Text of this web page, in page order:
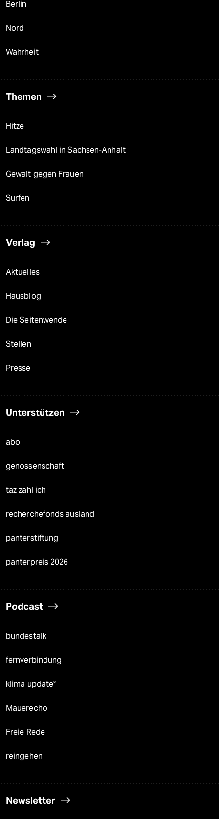
Berlin
Nord
Wahrheit
Themen
Hitze
Landtagswahl in Sachsen-Anhalt
Gewalt gegen Frauen
Surfen
Verlag
Aktuelles
Hausblog
Die Seitenwende
Stellen
Presse
Unterstützen
abo
genossenschaft
taz zahl ich
recherchefonds ausland
panterstiftung
panterpreis 2026
Podcast
bundestalk
fernverbindung
klima update°
Mauerecho
Freie Rede
reingehen
Newsletter